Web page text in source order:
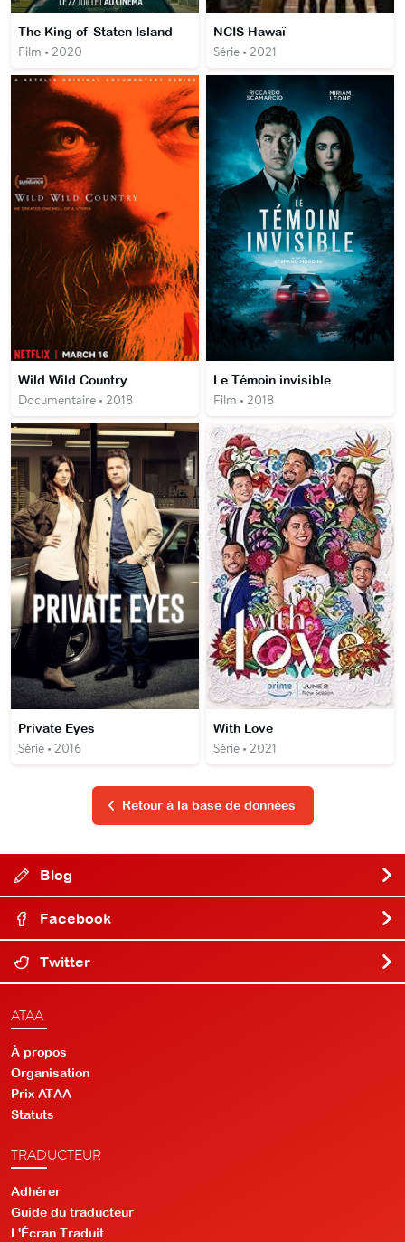
The King of Staten Island
Film • 2020
NCIS Hawaï
Série • 2021
Wild Wild Country
Documentaire • 2018
Le Témoin invisible
Film • 2018
Private Eyes
Série • 2016
With Love
Série • 2021
Retour à la base de données
Blog
Facebook
Twitter
ATAA
À propos
Organisation
Prix ATAA
Statuts
TRADUCTEUR
Adhérer
Guide du traducteur
L'Écran Traduit